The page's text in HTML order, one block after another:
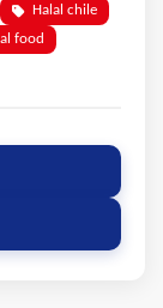
Halal chile
food